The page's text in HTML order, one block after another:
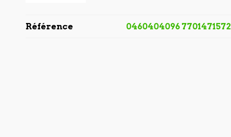
Référence 0460404096 7701471572